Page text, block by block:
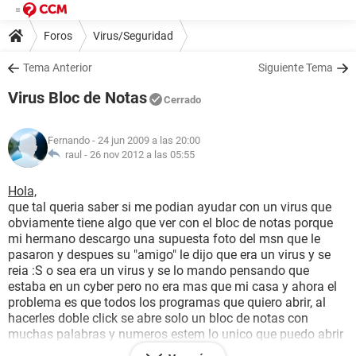
Foros Virus/Seguridad
Tema Anterior Siguiente Tema
Virus Bloc de Notas Cerrado
Fernando - 24 jun 2009 a las 20:00
raul - 26 nov 2012 a las 05:55
Hola,
que tal queria saber si me podian ayudar con un virus que
obviamente tiene algo que ver con el bloc de notas porque
mi hermano descargo una supuesta foto del msn que le
pasaron y despues su "amigo" le dijo que era un virus y se
reia :S o sea era un virus y se lo mando pensando que
estaba en un cyber pero no era mas que mi casa y ahora el
problema es que todos los programas que quiero abrir, al
hacerles doble click se abre solo un bloc de notas con
muchas palabras y numeros estem lo unico que puedo abrir
es internet. la unica manera de poner musica por ej. es